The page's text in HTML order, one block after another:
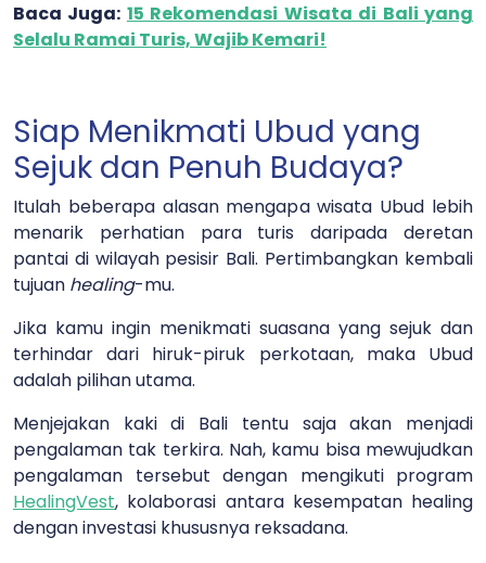
Baca Juga: 15 Rekomendasi Wisata di Bali yang
Selalu Ramai Turis, Wajib Kemari!
Siap Menikmati Ubud yang
Sejuk dan Penuh Budaya?
Itulah beberapa alasan mengapa wisata Ubud lebih
menarik perhatian para turis daripada deretan
pantai di wilayah pesisir Bali. Pertimbangkan kembali
tujuan healing-mu.
Jika kamu ingin menikmati suasana yang sejuk dan
terhindar dari hiruk-piruk perkotaan, maka Ubud
adalah pilihan utama.
Menjejakan kaki di Bali tentu saja akan menjadi
pengalaman tak terkira. Nah, kamu bisa mewujudkan
pengalaman tersebut dengan mengikuti program
HealingVest, kolaborasi antara kesempatan healing
dengan investasi khususnya reksadana.